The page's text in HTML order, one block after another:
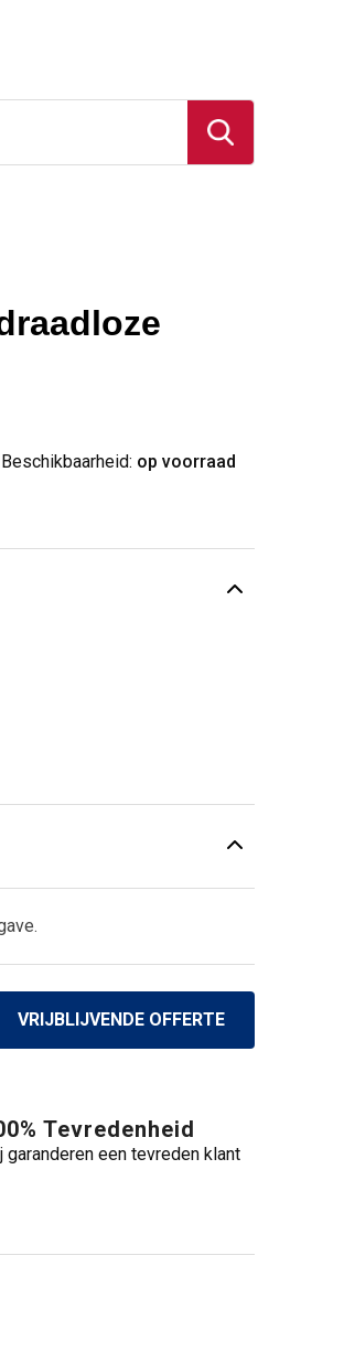
Beschikbaarheid: op voorraad
VRIJBLIJVENDE OFFERTE
Tevredenheid
garanderen een tevreden klant